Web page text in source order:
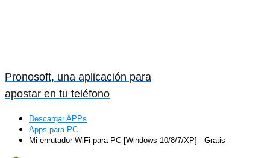
Pronosoft, una aplicación para
apostar en tu teléfono
Descargar APPs
Apps para PC
Mi enrutador WiFi para PC [Windows 10/8/7/XP] - Gratis